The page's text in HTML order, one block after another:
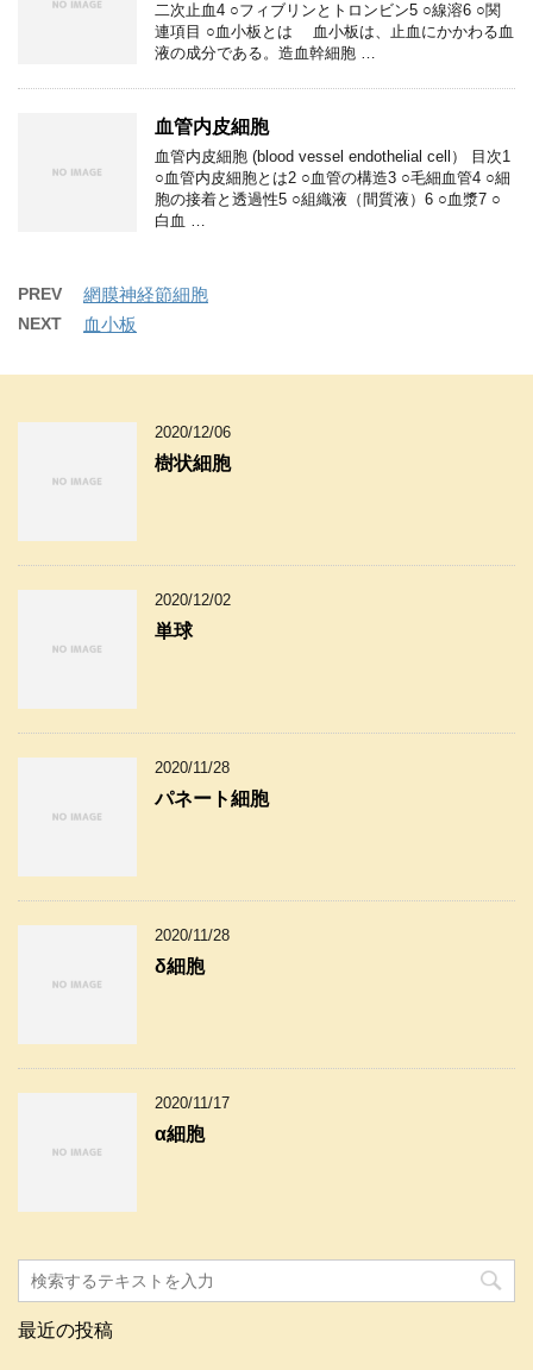
二次止血4 ○フィブリンとトロンビン5 ○線溶6 ○関
連項目 ○血小板とは 血小板は、止血にかかわる血
液の成分である。造血幹細胞 …
血管内皮細胞
血管内皮細胞 (blood vessel endothelial cell） 目次1
○血管内皮細胞とは2 ○血管の構造3 ○毛細血管4 ○細
胞の接着と透過性5 ○組織液（間質液）6 ○血漿7 ○
白血 …
PREV 網膜神経節細胞
NEXT 血小板
2020/12/06
樹状細胞
2020/12/02
単球
2020/11/28
パネート細胞
2020/11/28
δ細胞
2020/11/17
α細胞
最近の投稿